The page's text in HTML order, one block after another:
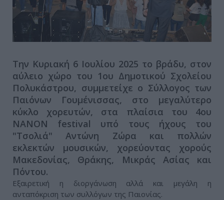
Την Κυριακή 6 Ιουλίου 2025 το βράδυ, στον
αύλειο χώρο του 1ου Δημοτικού Σχολείου
Πολυκάστρου, συμμετείχε ο Σύλλογος των
Παιόνων Γουμένισσας, στο μεγαλύτερο
κύκλο χορευτών, στα πλαίσια του 4ου
NANON festival υπό τους ήχους του
"Τσολιά" Αντώνη Ζώρα και πολλών
εκλεκτών μουσικών, χορεύοντας χορούς
Μακεδονίας, Θράκης, Μικράς Ασίας και
Πόντου.
Εξαιρετική η διοργάνωση αλλά και μεγάλη η
ανταπόκριση των συλλόγων της Παιονίας.